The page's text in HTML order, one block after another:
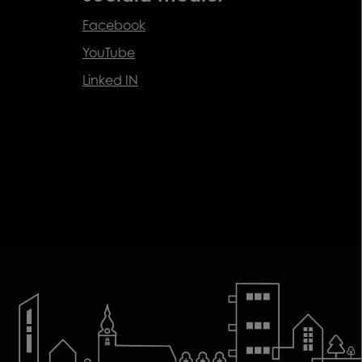
Facebook
YouTube
Linked IN